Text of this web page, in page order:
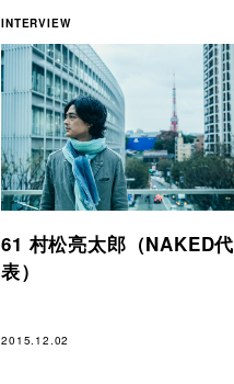
INTERVIEW
61 村松亮太郎（NAKED代
表）
2015.12.02